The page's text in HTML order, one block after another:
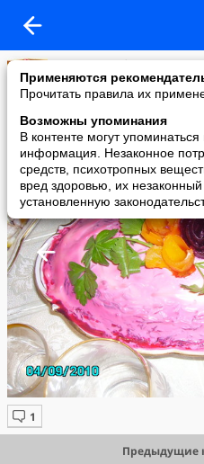
Применяются
Прочитать правила их
Возможны упоминания
В контенте могут
информация. Незаконное
средств, психотропных
вред здоровью, их
установленную
Пальчики оближешь
added a photo
06 Jul в 14:52
Предыдущие